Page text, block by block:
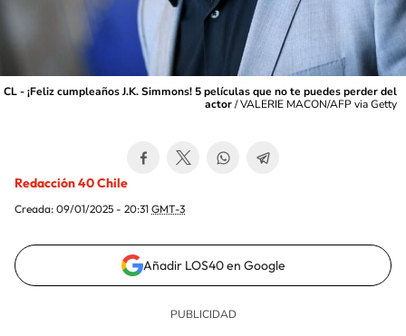
CL - ¡Feliz cumpleaños J.K. Simmons! 5 películas que no te puedes perder del
actor/VALERIE MACON/AFP via Getty
Redacción 40 Chile
Creada: 09/01/2025 - 20:31 GMT-3
Añadir LOS40 en Google